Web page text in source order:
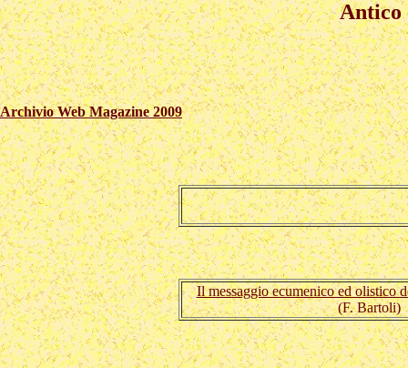
Antico
Archivio Web Magazine 2009
Il messaggio ecumenico ed olistico
(F. Bartoli)